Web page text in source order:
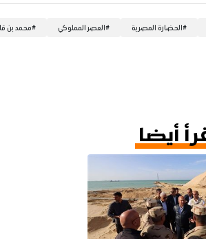
#الحضارة المصرية #العصر المملوكي #محمد بن
أيضا